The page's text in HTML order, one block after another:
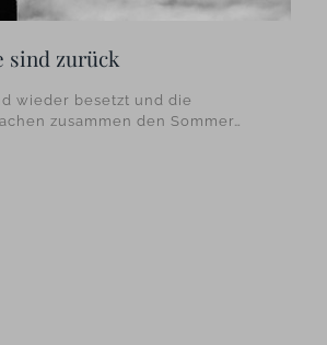
sind zurück
wieder besetzt und die
zusammen den Sommer…